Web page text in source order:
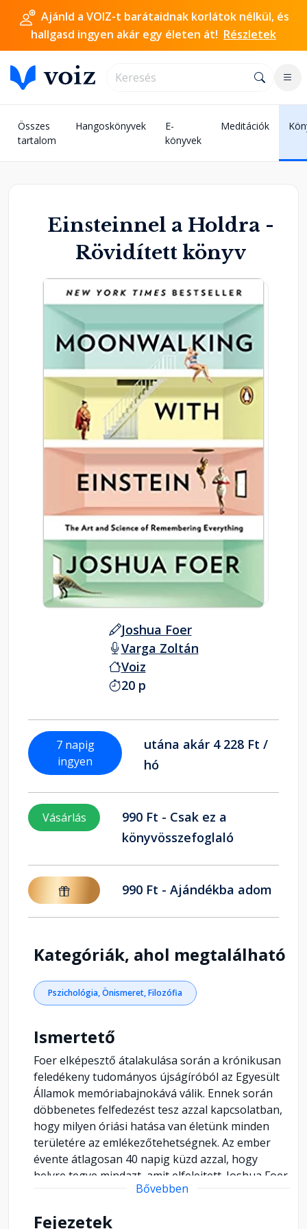
Ajánld a VOIZ-t barátaidnak korlátok nélkül, és
hallgasd ingyen akár egy életen át! Részletek
Összes
tartalom
Hangoskönyvek
E-
könyvek
Meditációk
Einsteinnel a Holdra -
Rövidített könyv
Joshua Foer
Varga Zoltán
Voiz
20 p
7 napig
ingyen
utána akár 4 228 Ft /
hó
Vásárlás
990 Ft - Csak ez a
könyvösszefoglaló
990 Ft - Ajándékba adom
Kategóriák, ahol megtalálható
Pszichológia, Önismeret, Filozófia
Ismertető
Foer elképesztő átalakulása során a krónikusan
feledékeny tudományos újságíróból az Egyesült
Államok memóriabajnokává válik. Ennek során
döbbenetes felfedezést tesz azzal kapcsolatban,
hogy milyen óriási hatása van életünk minden
területére az emlékezőtehetségnek. Az ember
évente átlagosan 40 napig küzd azzal, hogy
helyre tegye mindazt, amit elfelejtett. Joshua Foer
is ilyen ember volt. Ám egy évnyi tréning után
döntőjében találta magát. De ami ennél is
Bővebben
Fejezetek